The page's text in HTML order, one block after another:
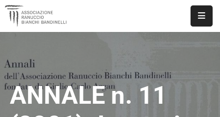
NOTIZIE
DOCUMENTI
ANNALE n. 11